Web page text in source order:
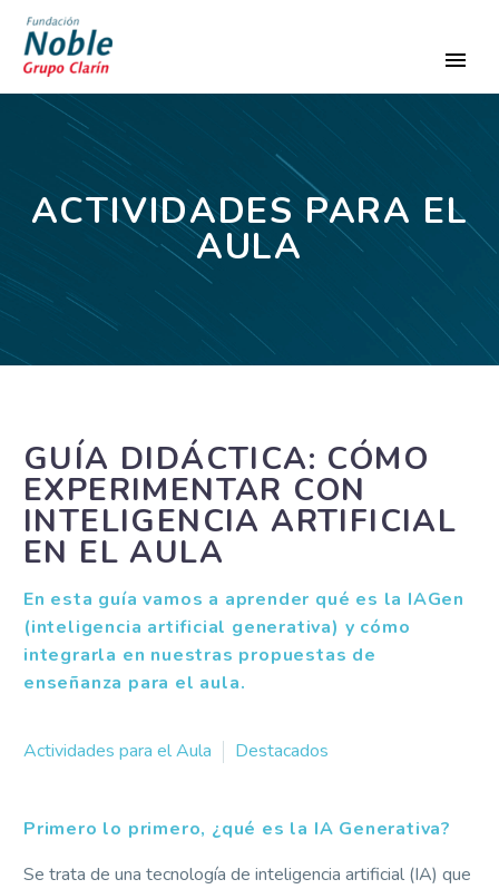
ACTIVIDADES PARA EL
AULA
GUÍA DIDÁCTICA: CÓMO
EXPERIMENTAR CON
INTELIGENCIA ARTIFICIAL
EN EL AULA
En esta guía vamos a aprender qué es la IAGen
(inteligencia artificial generativa) y cómo
integrarla en nuestras propuestas de
enseñanza para el aula.
Actividades para el Aula Destacados
Primero lo primero, ¿qué es la IA Generativa?
Se trata de una tecnología de inteligencia artificial (IA) que